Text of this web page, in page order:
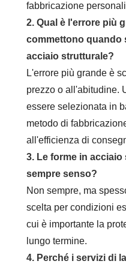
fabbricazione
2. Qual è l'errore più
commettono quando
acciaio strutturale?
L'errore più grande è
prezzo o all'abitudine.
essere selezionata in
metodo di
all'efficienza di
3. Le forme in
sempre senso?
Non sempre, ma
scelta per condizioni
cui è importante la
lungo termine.
4. Perché i servizi di